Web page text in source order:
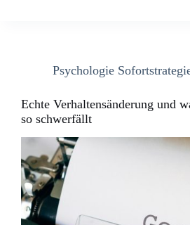
Psychologie
Echte Verhaltensänderung und
so schwerfällt